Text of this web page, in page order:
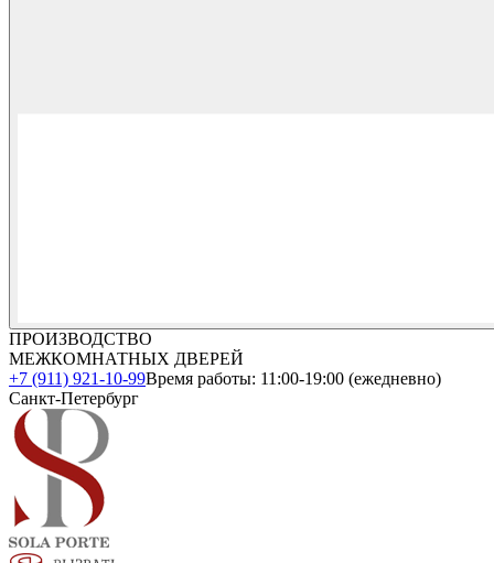
ПРОИЗВОДСТВО
МЕЖКОМНАТНЫХ ДВЕРЕЙ
+7 (911) 921-10-99Время работы: 11:00-19:00 (ежедневно)
Санкт-Петербург